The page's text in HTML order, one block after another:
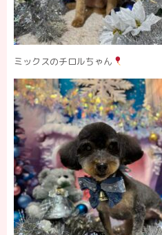
ミックスのチロルちゃん